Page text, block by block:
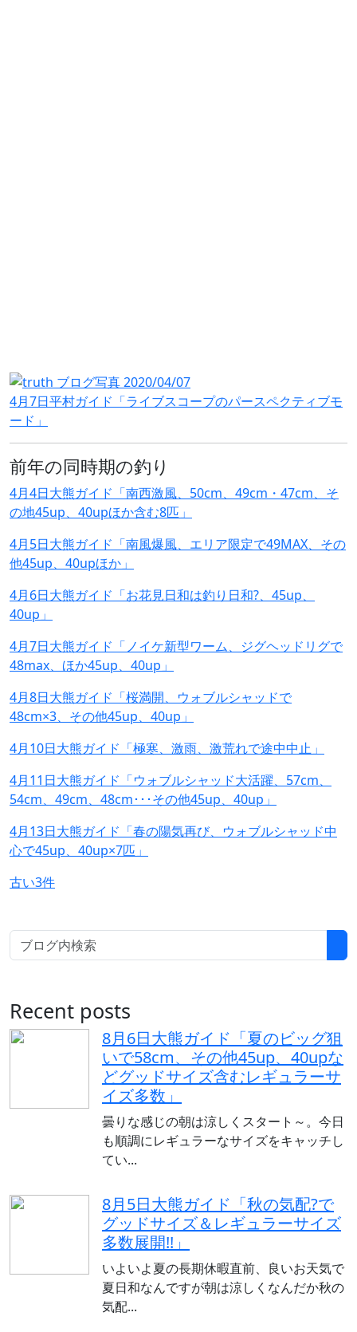
4月7日平村ガイド「ライブスコープのパースペクティブモ
ード」
前年の同時期の釣り
4月4日大熊ガイド「南西激風、50cm、49cm・47cm、そ
の地45up、40upほか含む8匹」
4月5日大熊ガイド「南風爆風、エリア限定で49MAX、その
他45up、40upほか」
4月6日大熊ガイド「お花見日和は釣り日和?、45up、
40up」
4月7日大熊ガイド「ノイケ新型ワーム、ジグヘッドリグで
48max、ほか45up、40up」
4月8日大熊ガイド「桜満開、ウォブルシャッドで
48cm×3、その他45up、40up」
4月10日大熊ガイド「極寒、激雨、激荒れで途中中止」
4月11日大熊ガイド「ウォブルシャッド大活躍、57cm、
54cm、49cm、48cm･･･その他45up、40up」
4月13日大熊ガイド「春の陽気再び、ウォブルシャッド中
心で45up、40up×7匹」
古い3件
Recent posts
8月6日大熊ガイド「夏のビッグ狙
いで58cm、その他45up、40upな
どグッドサイズ含むレギュラーサ
イズ多数」
曇りな感じの朝は涼しくスタート～。今日
も順調にレギュラーなサイズをキャッチし
てい...
8月5日大熊ガイド「秋の気配?で
グッドサイズ＆レギュラーサイズ
多数展開!!」
いよいよ夏の長期休暇直前、良いお天気で
夏日和なんですが朝は涼しくなんだか秋の
気配...